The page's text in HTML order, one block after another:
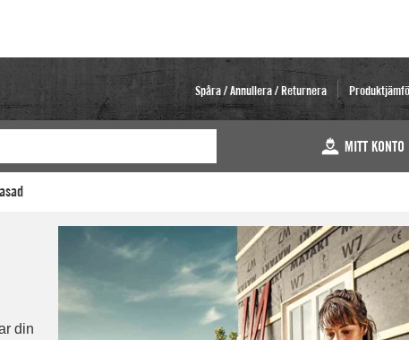
Spåra / Annullera / Returnera
MITT KONTO